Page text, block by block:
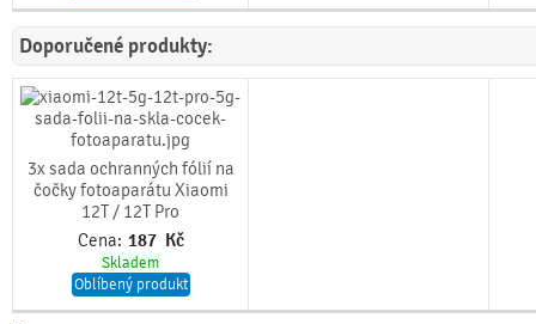
Doporučené produkty:
3x sada ochranných fólií na
čočky fotoaparátu Xiaomi
12T / 12T Pro
Cena: 187 Kč
Skladem
Oblíbený produkt